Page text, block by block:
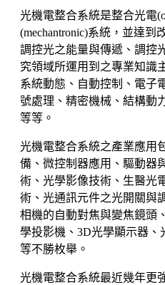
光機電整合系統是整合光電
(mechantronic)系統，並達到
調控光之能量與傳遞、調控
究領域所運用到之專業知識
系統動態、自動控制、電子
號處理、精密機械、結構動
等等。
光機電整合系統之產業應用
備、微控制器應用、驅動器
術、光學影像技術、生醫光
術、光通訊元件之光開關與
相機的自動對焦與變焦鏡頭
學投影機、3D光學顯示器、
等不勝枚舉。
光機電整合系統最近幾年更